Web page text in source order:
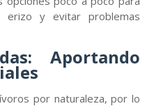
y evitar problemas
Aportando
por naturaleza, por lo